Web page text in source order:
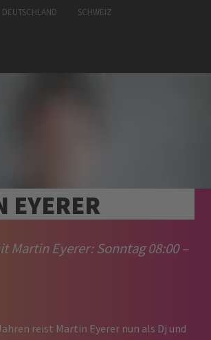
DEUTSCHLAND SCHWEIZ
EYERER
Martin Eyerer: Sonntag 08:00 –
reist Martin Eyerer nun als Dj und